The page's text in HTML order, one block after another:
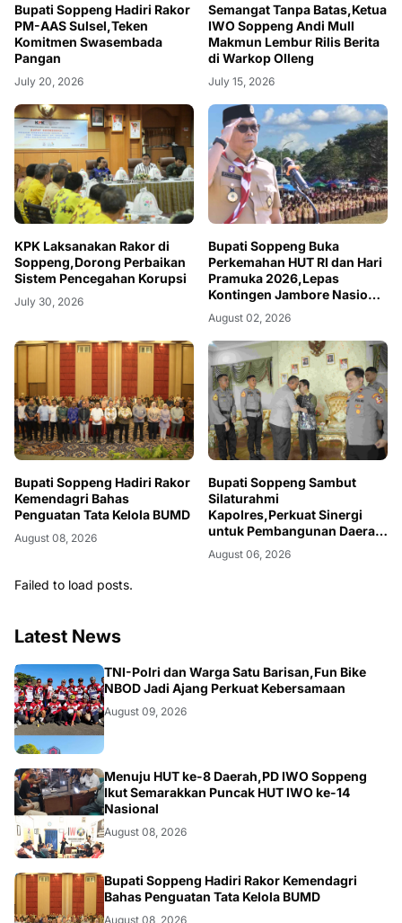
Bupati Soppeng Hadiri Rakor
PM-AAS Sulsel,Teken
Komitmen Swasembada
Pangan
July 20, 2026
Semangat Tanpa Batas,Ketua
IWO Soppeng Andi Mull
Makmun Lembur Rilis Berita
di Warkop Olleng
July 15, 2026
KPK Laksanakan Rakor di
Soppeng,Dorong Perbaikan
Sistem Pencegahan Korupsi
July 30, 2026
Bupati Soppeng Buka
Perkemahan HUT RI dan Hari
Pramuka 2026,Lepas
Kontingen Jambore Nasional
XII
August 02, 2026
Bupati Soppeng Hadiri Rakor
Kemendagri Bahas
Penguatan Tata Kelola BUMD
August 08, 2026
Bupati Soppeng Sambut
Silaturahmi
Kapolres,Perkuat Sinergi
untuk Pembangunan Daerah
dan Kamtibmas.
August 06, 2026
Failed to load posts.
Latest News
MAKASSAR
TNI-Polri dan Warga Satu Barisan,Fun Bike
NBOD Jadi Ajang Perkuat Kebersamaan
August 09, 2026
NEWS
Menuju HUT ke-8 Daerah,PD IWO Soppeng
Ikut Semarakkan Puncak HUT IWO ke-14
Nasional
August 08, 2026
NEWS
Bupati Soppeng Hadiri Rakor Kemendagri
Bahas Penguatan Tata Kelola BUMD
August 08, 2026